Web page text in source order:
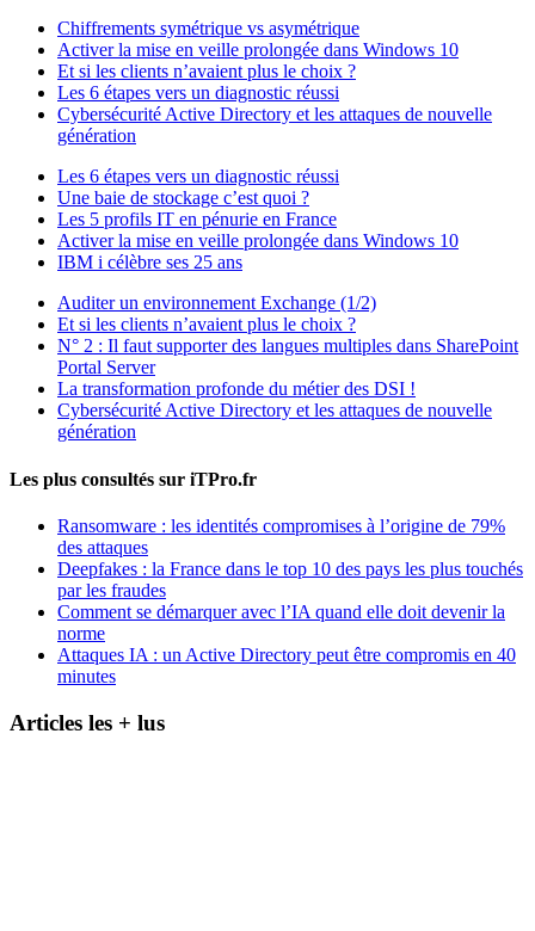
Chiffrements symétrique vs asymétrique
Activer la mise en veille prolongée dans Windows 10
Et si les clients n’avaient plus le choix ?
Les 6 étapes vers un diagnostic réussi
Cybersécurité Active Directory et les attaques de nouvelle
génération
Les 6 étapes vers un diagnostic réussi
Une baie de stockage c’est quoi ?
Les 5 profils IT en pénurie en France
Activer la mise en veille prolongée dans Windows 10
IBM i célèbre ses 25 ans
Auditer un environnement Exchange (1/2)
Et si les clients n’avaient plus le choix ?
N° 2 : Il faut supporter des langues multiples dans SharePoint
Portal Server
La transformation profonde du métier des DSI !
Cybersécurité Active Directory et les attaques de nouvelle
génération
Les plus consultés sur iTPro.fr
Ransomware : les identités compromises à l’origine de 79%
des attaques
Deepfakes : la France dans le top 10 des pays les plus touchés
par les fraudes
Comment se démarquer avec l’IA quand elle doit devenir la
norme
Attaques IA : un Active Directory peut être compromis en 40
minutes
Articles les + lus